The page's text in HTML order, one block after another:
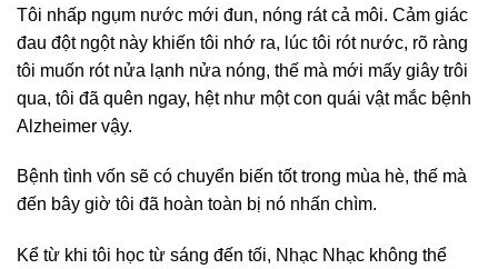
Tôi nhấp ngụm nước mới đun, nóng rát cả môi. Cảm giác
đau đột ngột này khiến tôi nhớ ra, lúc tôi rót nước, rõ ràng
tôi muốn rót nửa lạnh nửa nóng, thế mà mới mấy giây trôi
qua, tôi đã quên ngay, hệt như một con quái vật mắc bệnh
Alzheimer vậy.
Bệnh tình vốn sẽ có chuyển biến tốt trong mùa hè, thế mà
đến bây giờ tôi đã hoàn toàn bị nó nhấn chìm.
Kể từ khi tôi học từ sáng đến tối, Nhạc Nhạc không thể